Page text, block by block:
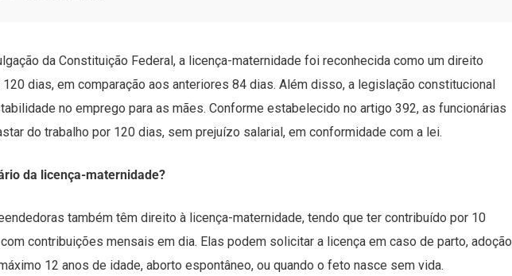
da Constituição Federal, a licença-maternidade foi reconhecida como um direito
dias, em comparação aos anteriores 84 dias. Além disso, a legislação constitucional
no emprego para as mães. Conforme estabelecido no artigo 392, as funcionárias
do trabalho por 120 dias, sem prejuízo salarial, em conformidade com a lei.
da licença-maternidade?
também têm direito à licença-maternidade, tendo que ter contribuído por 10
contribuições mensais em dia. Elas podem solicitar a licença em caso de parto, adoção
12 anos de idade, aborto espontâneo, ou quando o feto nasce sem vida.